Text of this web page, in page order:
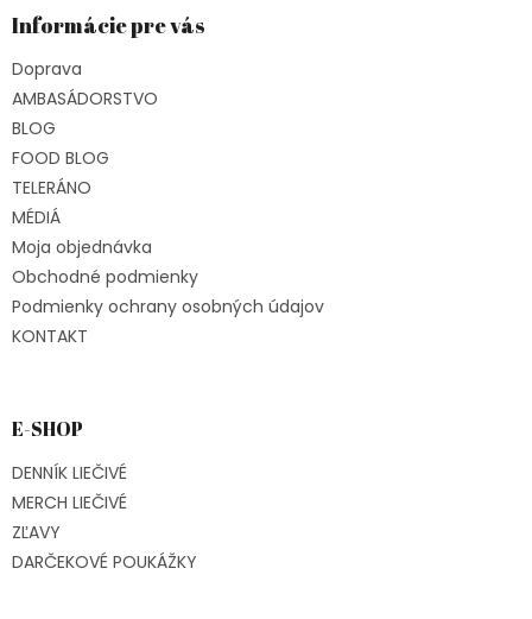
äInformácie pre vás
Doprava
AMBASÁDORSTVO
BLOG
FOOD BLOG
TELERÁNO
MÉDIÁ
Moja objednávka
Obchodné podmienky
Podmienky ochrany osobných údajov
KONTAKT
E-SHOP
DENNÍK LIEČIVÉ
MERCH LIEČIVÉ
ZĽAVY
DARČEKOVÉ POUKÁŽKY